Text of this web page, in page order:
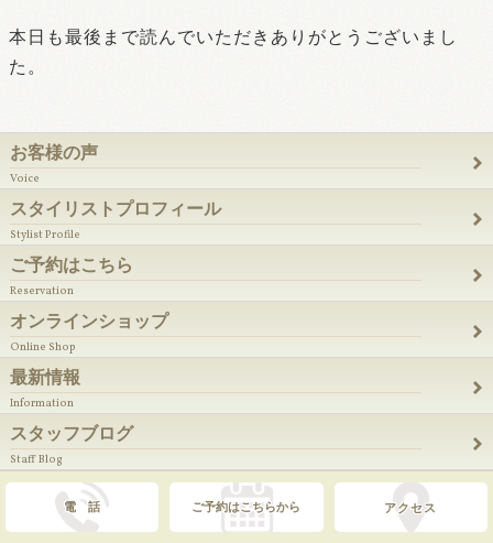
本日も最後まで読んでいただきありがとうございまし
た。
お客様の声
Voice
スタイリストプロフィール
Stylist Profile
ご予約はこちら
Reservation
オンラインショップ
Online Shop
最新情報
Information
スタッフブログ
Staff Blog
電 話 ご予約はこちらから アクセス